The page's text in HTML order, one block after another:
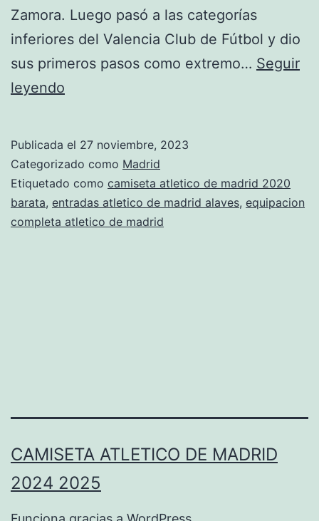
Zamora. Luego pasó a las categorías
inferiores del Valencia Club de Fútbol y dio
sus primeros pasos como extremo… Seguir
leyendo
de
madrid
Publicada el 27 noviembre, 2023
Categorizado como Madrid
Etiquetado como camiseta atletico de madrid 2020
barata, entradas atletico de madrid alaves, equipacion
completa atletico de madrid
CAMISETA ATLETICO DE MADRID
2024 2025